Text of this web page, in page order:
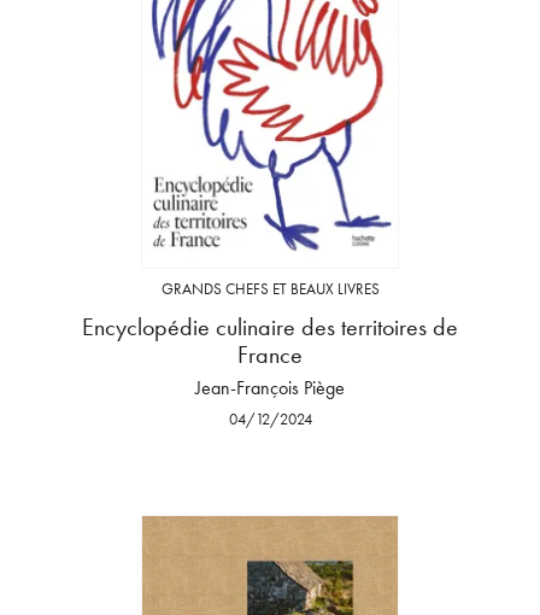
GRANDS CHEFS ET BEAUX LIVRES
Encyclopédie culinaire des territoires de
France
Jean-François Piège
04/12/2024